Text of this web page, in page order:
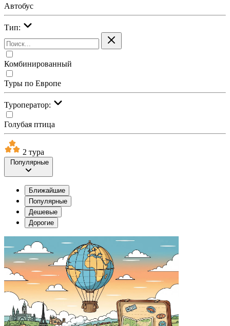
Автобус
Тип:
Комбинированный
Туры по Европе
Туроператор:
Голубая птица
2 тура
Популярные
Ближайшие
Популярные
Дешевые
Дорогие